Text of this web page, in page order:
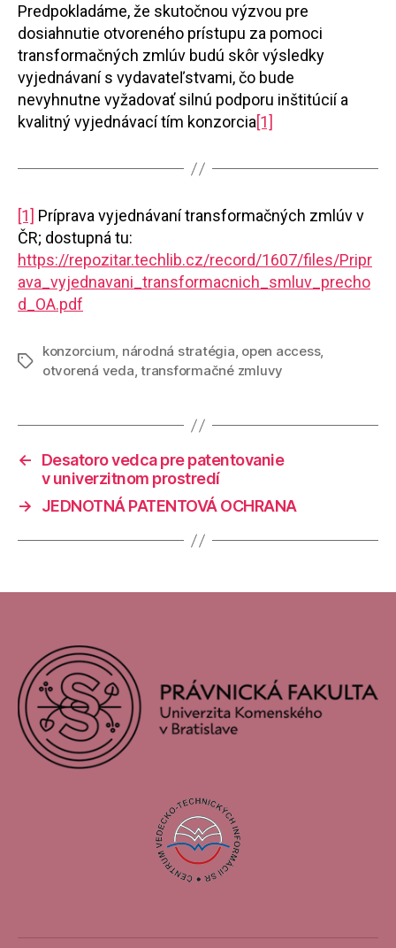
Predpokladáme, že skutočnou výzvou pre
dosiahnutie otvoreného prístupu za pomoci
transformačných zmlúv budú skôr výsledky
vyjednávaní s vydavateľstvami, čo bude
nevyhnutne vyžadovať silnú podporu inštitúcií a
kvalitný vyjednávací tím konzorcia[1]
[1] Príprava vyjednávaní transformačných zmlúv v
ČR; dostupná tu:
https://repozitar.techlib.cz/record/1607/files/Pripr
ava_vyjednavani_transformacnich_smluv_precho
d_OA.pdf
Značky
konzorcium, národná stratégia, open access,
otvorená veda,transformačné zmluvy
←
Desatoro vedca pre patentovanie
v univerzitnom prostredí
→
JEDNOTNÁ PATENTOVÁ OCHRANA